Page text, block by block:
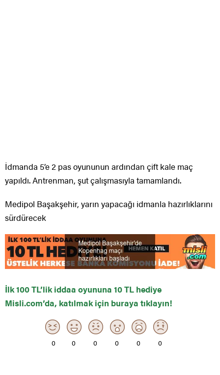
İdmanda 5’e 2 pas oyununun ardından çift kale maç
yapıldı. Antrenman, şut çalışmasıyla tamamlandı.
Medipol Başakşehir, yarın yapacağı idmanla hazırlıklarını
sürdürecek
İlk 100 TL’lik iddaa oyununa 10 TL hediye
Misli.com’da, katılmak için buraya tıklayın!
0 0 0 0 0 0